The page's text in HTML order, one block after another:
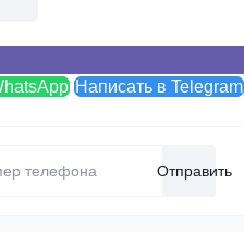
Написать в Telegram
Отправить